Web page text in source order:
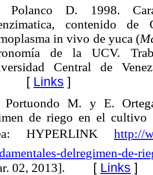
Polanco D. 1998.
contenido
in vivo de yuca (
de la UCV.
Central de
[ Links ]
Portuondo M. y E.
de riego en el
HYPERLINK  http://
delregimen-de-
02, 2013]. [ Links ]